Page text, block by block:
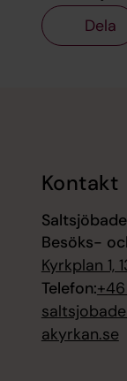
Dela
Kontakt
Besöks-
Kyrkplan 1,
Telefon:
akyrkan.se